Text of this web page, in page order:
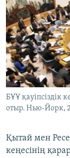
Русский
ЖАЗЫЛЫҢЫЗ
Басқа
БҰҰ қауіпсіздік
отыр. Нью-Йорк,
Қытай мен
кеңесінің